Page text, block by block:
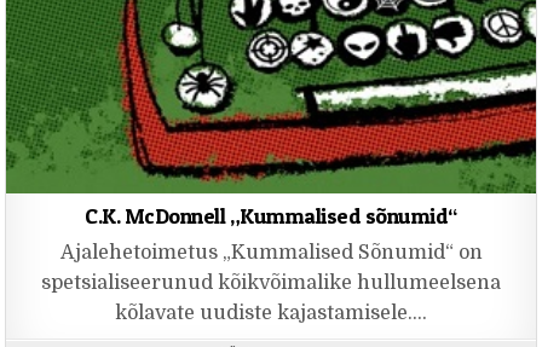
C.K. McDonnell „Kummalised sõnumid“
Ajalehetoimetus „Kummalised Sõnumid“ on
spetsialiseerunud kõikvõimalike hullumeelsena
kõlavate uudiste kajastamisele….